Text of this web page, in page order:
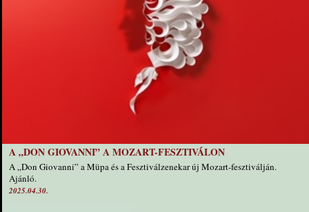
A „DON GIOVANNI” A MOZART-FESZTIVÁLON
A „Don Giovanni” a Müpa és a Fesztiválzenekar új Mozart-fesztiválján.
Ajánló.
2025.04.30.